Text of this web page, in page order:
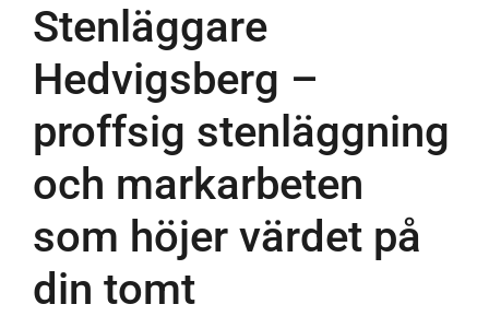
Stenläggare
Hedvigsberg –
proffsig stenläggning
och markarbeten
som höjer värdet på
din tomt